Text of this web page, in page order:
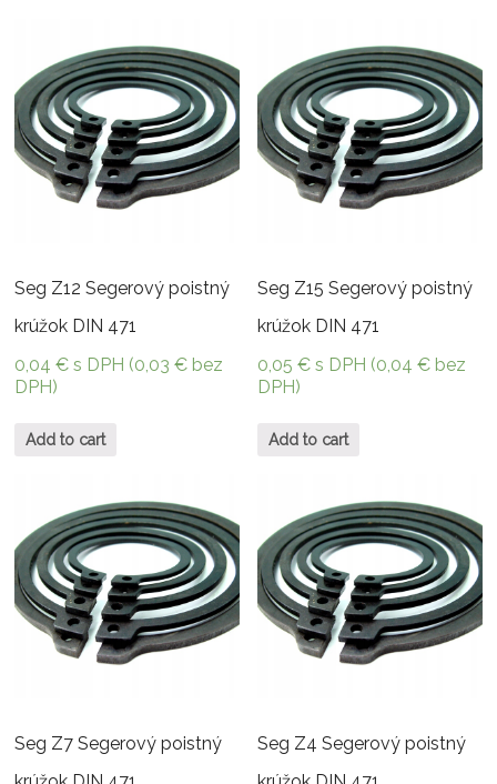
Seg Z12 Segerový poistný
krúžok DIN 471
0,04€ s DPH (0,03€ bez
DPH)
Add to cart
Seg Z15 Segerový poistný
krúžok DIN 471
0,05€ s DPH (0,04€ bez
DPH)
Add to cart
Seg Z7 Segerový poistný
Seg Z4 Segerový poistný